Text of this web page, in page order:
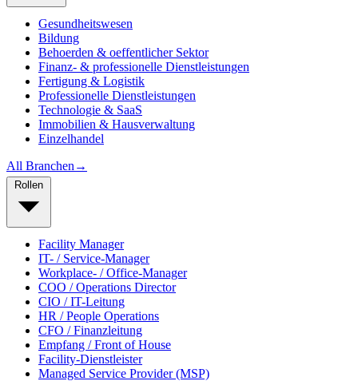
Gesundheitswesen
Bildung
Behoerden & oeffentlicher Sektor
Finanz- & professionelle Dienstleistungen
Fertigung & Logistik
Professionelle Dienstleistungen
Technologie & SaaS
Immobilien & Hausverwaltung
Einzelhandel
All Branchen →
Facility Manager
IT- / Service-Manager
Workplace- / Office-Manager
COO / Operations Director
CIO / IT-Leitung
HR / People Operations
CFO / Finanzleitung
Empfang / Front of House
Facility-Dienstleister
Managed Service Provider (MSP)